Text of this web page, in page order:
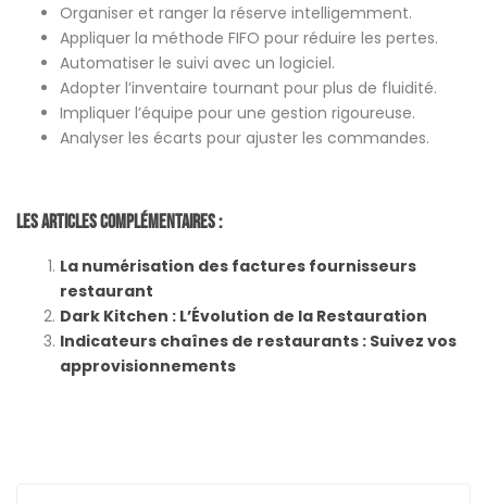
Organiser et ranger la réserve intelligemment.
Appliquer la méthode FIFO pour réduire les pertes.
Automatiser le suivi avec un logiciel.
Adopter l’inventaire tournant pour plus de fluidité.
Impliquer l’équipe pour une gestion rigoureuse.
Analyser les écarts pour ajuster les commandes.
Les Articles Complémentaires :
La numérisation des factures fournisseurs
restaurant
Dark Kitchen : L’Évolution de la Restauration
Indicateurs chaînes de restaurants : Suivez vos
approvisionnements